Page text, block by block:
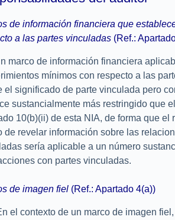
de información financiera que
a las partes vinculadas (Ref.:
marco de información financiera
mínimos con respecto a las
el significado de parte vinculada pero
sustancialmente más restringido que
10(b)(ii) de esta NIA, de forma que
de revelar información sobre las
sería aplicable a un número
con partes vinculadas.
de imagen fiel (Ref.: Apartado 4(a))
el contexto de un marco de imagen